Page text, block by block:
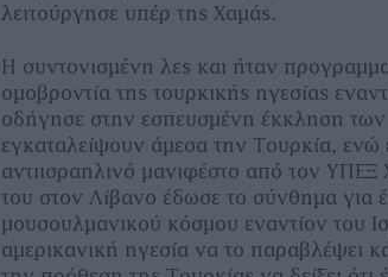
λειτούργησε υπέρ της Χαμάς.
Η συντονισμένη λες και ήταν
ομοβροντία της τουρκικής ηγεσίας
οδήγησε στην εσπευσμένη έκκληση
εγκαταλείψουν άμεσα την Τουρκία, ενώ
αντιισραηλινό μανιφέστο από τον ΥΠΕΞ
του στον Λίβανο έδωσε το σύνθημα για
μουσουλμανικού κόσμου εναντίον του
αμερικανική ηγεσία να το παραβλέψει